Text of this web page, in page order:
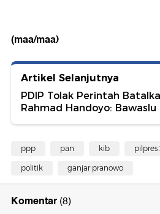
(maa/maa)
Artikel Selanjutnya
PDIP Tolak Perintah
Rahmad Handoyo: Bawaslu
ppp pan kib pilpres
politik ganjar pranowo